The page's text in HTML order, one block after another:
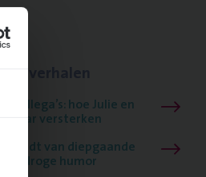
collega’s: hoe Julie en
elkaar versterken
houdt van diepgaande
én droge humor